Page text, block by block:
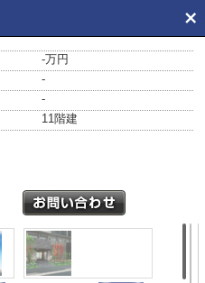
-万円
-
-
11階建